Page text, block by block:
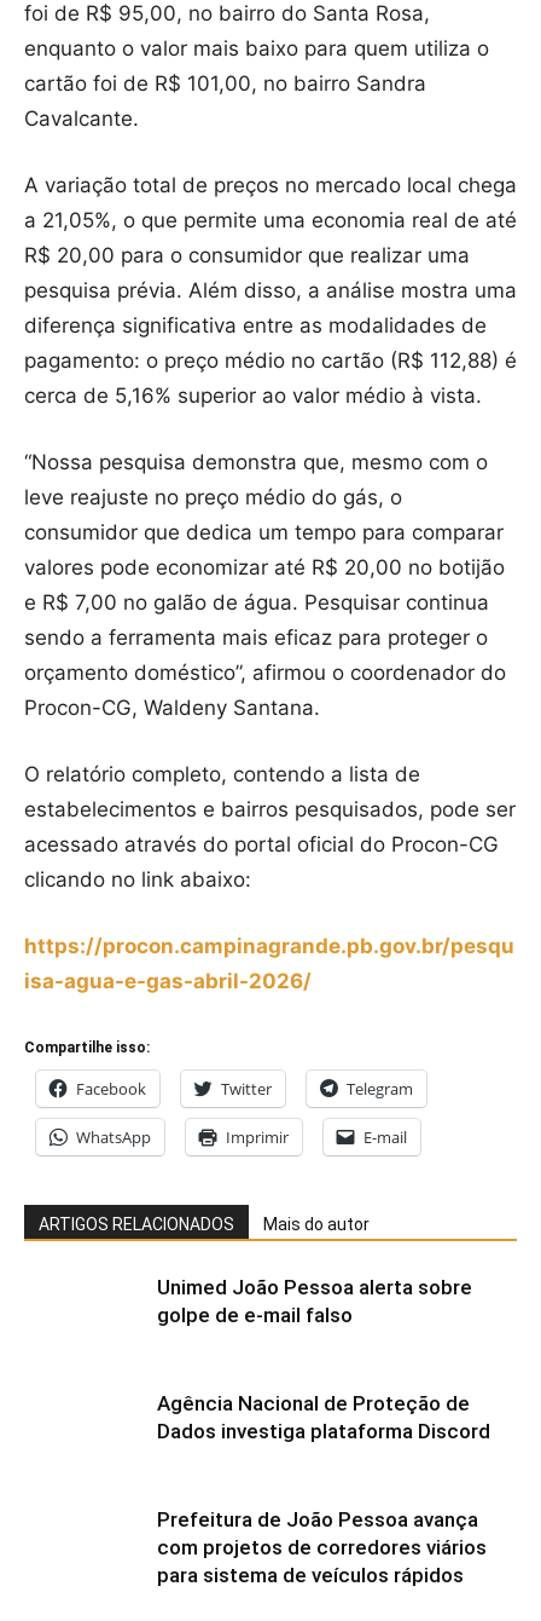
foi de R$ 95,00, no bairro do Santa Rosa,
enquanto o valor mais baixo para quem utiliza o
cartão foi de R$ 101,00, no bairro Sandra
Cavalcante.
A variação total de preços no mercado local chega
a 21,05%, o que permite uma economia real de até
R$ 20,00 para o consumidor que realizar uma
pesquisa prévia. Além disso, a análise mostra uma
diferença significativa entre as modalidades de
pagamento: o preço médio no cartão (R$ 112,88) é
cerca de 5,16% superior ao valor médio à vista.
“Nossa pesquisa demonstra que, mesmo com o
leve reajuste no preço médio do gás, o
consumidor que dedica um tempo para comparar
valores pode economizar até R$ 20,00 no botijão
e R$ 7,00 no galão de água. Pesquisar continua
sendo a ferramenta mais eficaz para proteger o
orçamento doméstico”, afirmou o coordenador do
Procon-CG, Waldeny Santana.
O relatório completo, contendo a lista de
estabelecimentos e bairros pesquisados, pode ser
acessado através do portal oficial do Procon-CG
clicando no link abaixo:
https://procon.campinagrande.pb.gov.br/pesqu
isa-agua-e-gas-abril-2026/
Compartilhe isso:
Facebook Twitter Telegram
WhatsApp Imprimir E-mail
ARTIGOS RELACIONADOS Mais do autor
Unimed João Pessoa alerta sobre
golpe de e-mail falso
Agência Nacional de Proteção de
Dados investiga plataforma Discord
Prefeitura de João Pessoa avança
com projetos de corredores viários
para sistema de veículos rápidos